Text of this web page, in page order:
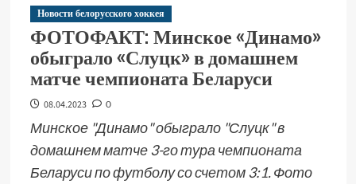
Новости белорусского хоккея
ФОТОФАКТ: Минское «Динамо»
обыграло «Слуцк» в домашнем
матче чемпионата Беларуси
08.04.2023 0
Минское "Динамо" обыграло "Слуцк" в
домашнем матче 3-го тура чемпионата
Беларуси по футболу со счетом 3:1. Фото